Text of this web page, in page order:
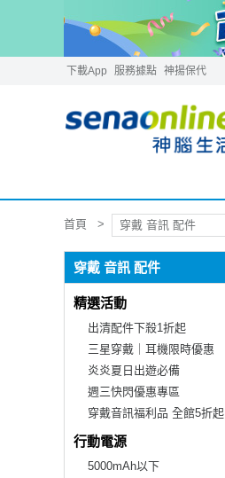
下載App 服務據點 神揚保代
首頁 穿戴 音訊 配件
穿戴 音訊 配件
精選活動
出清配件下殺1折起
三星穿戴｜耳機限時優惠
炎炎夏日出遊必備
週三快閃優惠專區
穿戴音訊福利品 全館5折起
行動電源
5000mAh以下